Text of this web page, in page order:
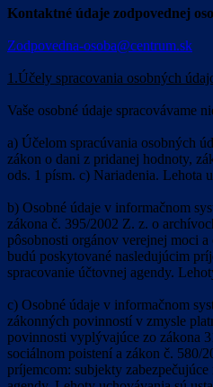
Kontaktné údaje zodpovednej
Zodpovedna-osoba@centrum.sk
1.Účely spracovania osobných
Vaše osobné údaje spracovávame
a) Účelom spracúvania osobných
zákon o dani z pridanej hodnoty,
ods. 1 písm. c) Nariadenia. Lehota
b) Osobné údaje v informačnom
zákona č. 395/2002 Z. z. o
pôsobnosti orgánov verejnej moci
budú poskytované nasledujúcim
spracovanie účtovnej agendy.
c) Osobné údaje v informačnom
zákonných povinností v zmysle
povinnosti vyplývajúce zo zákona
sociálnom poistení a zákon č. 580/
príjemcom: subjekty